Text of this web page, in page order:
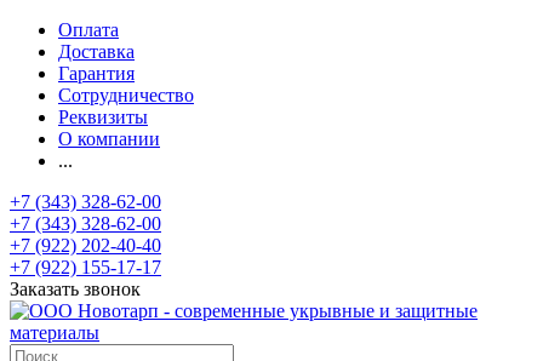
Оплата
Доставка
Гарантия
Сотрудничество
Реквизиты
О компании
...
+7 (343) 328-62-00
+7 (343) 328-62-00
+7 (922) 202-40-40
+7 (922) 155-17-17
Заказать звонок